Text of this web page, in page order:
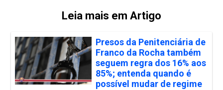
Leia mais em Artigo
Presos da Penitenciária de
Franco da Rocha também
seguem regra dos 16% aos
85%; entenda quando é
possível mudar de regime